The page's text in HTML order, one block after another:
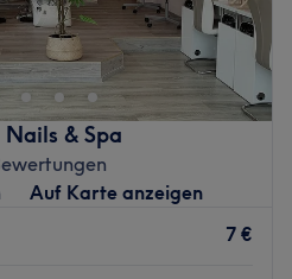
& Spa
Auf Karte anzeigen
7 €